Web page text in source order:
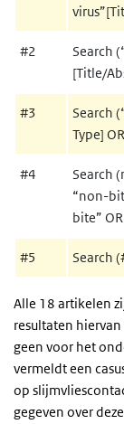
#2
Search
[Title/
#3
Search
Type]
#4
Search
“non-
bite”
#5 Search
Alle 18 artikelen
resultaten
geen voor het
vermeldt een
op
gegeven over